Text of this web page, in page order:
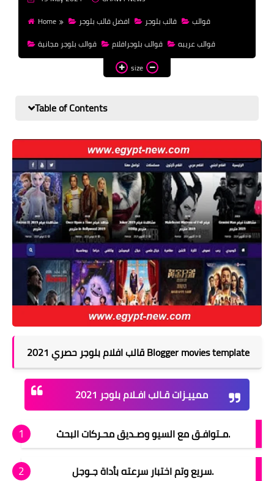
WordPress
templates HTML
templates Blogger
Home
افضل قالب بلوجر قالب بلوجر
قوالب
قوالب بلوجر مجانية
قوالب بلوجرافلام
قوالب عريبه
size
Table of Contents
قالب افلام بلوجر حصري 2021 Blogger movies template
ممييـزات قـالب افـلام بلوجر 2021
مـتوافـق مع السيو وصـديق محـركات البحث.
سريع وتم اختبار سرعته بأداة جـوجل.